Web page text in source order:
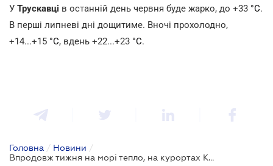
У Трускавці в останній день червня буде жарко, до +33 °С.
В перші липневі дні дощитиме. Вночі прохолодно,
+14...+15 °С, вдень +22...+23 °С.
Головна / Новини /
Впродовж тижня на морі тепло, на курортах Карпат дощитиме